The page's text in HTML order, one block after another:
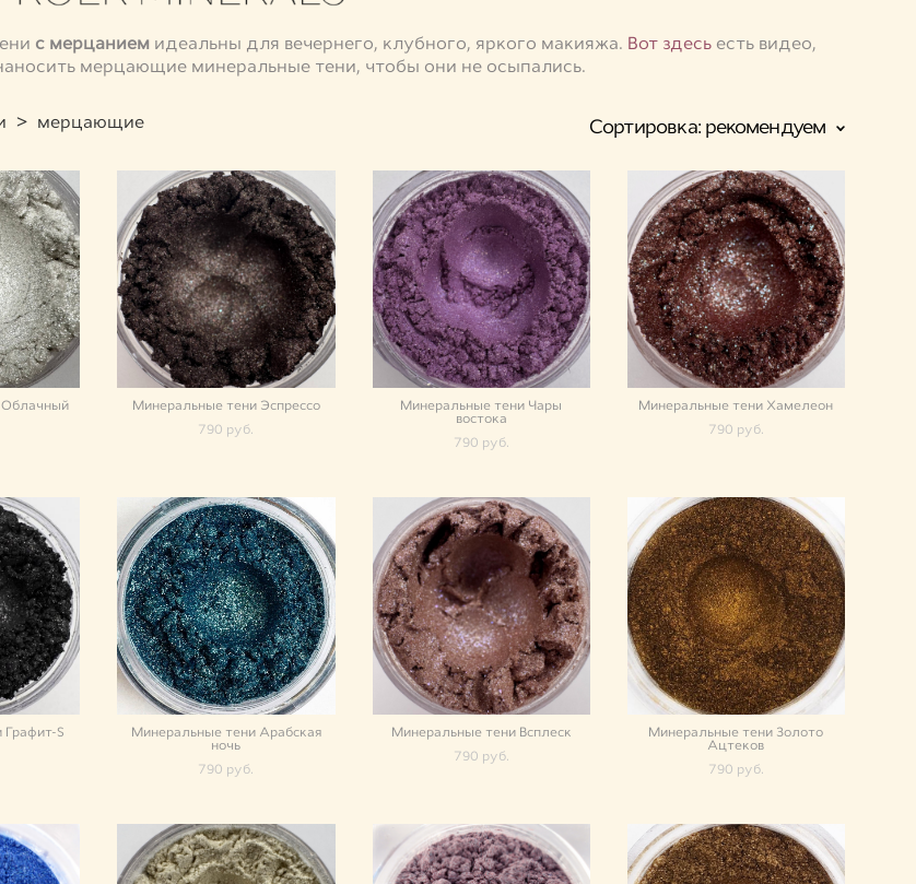
с мерцанием идеальны для вечернего, клубного, яркого макияжа. Вот здесь есть видео,
мерцающие минеральные тени, чтобы они не осыпались.
> мерцающие Сортировка: рекомендуем
Минеральные тени Эспрессо
790 pуб.
Минеральные тени Чары
востока
790 pуб.
Минеральные тени Хамелеон
790 pуб.
S
Минеральные тени Арабская
ночь
790 pуб.
Минеральные тени Всплеск
790 pуб.
Минеральные тени Золото
Ацтеков
790 pуб.